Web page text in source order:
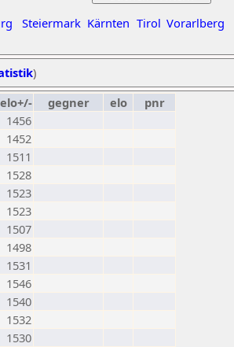
Steiermark Kärnten Tirol Vorarlberg
)
elo+/- gegner elo
pnr
1456
1452
1511
1528
1523
1523
1507
1498
1531
1546
1540
1532
1530